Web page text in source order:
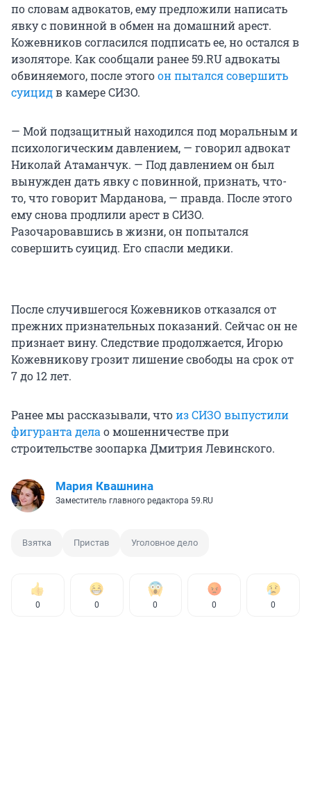
по словам адвокатов, ему предложили написать
явку с повинной в обмен на домашний арест.
Кожевников согласился подписать ее, но остался в
изоляторе. Как сообщали ранее 59.RU адвокаты
обвиняемого, после этогоон пытался совершить
суицидв камере СИЗО.
— Мой подзащитный находился под моральным и
психологическим давлением, — говорил адвокат
Николай Атаманчук. — Под давлением он был
вынужден дать явку с повинной, признать, что-
то, что говорит Марданова, — правда. После этого
ему снова продлили арест в СИЗО.
Разочаровавшись в жизни, он попытался
совершить суицид. Его спасли медики.
После случившегося Кожевников отказался от
прежних признательных показаний. Сейчас он не
признает вину. Следствие продолжается, Игорю
Кожевникову грозит лишение свободы на срок от
7 до 12 лет.
Ранее мы рассказывали, чтоиз СИЗО выпустили
фигуранта дела о мошенничестве при
строительстве зоопарка Дмитрия Левинского.
Мария Квашнина
Заместитель главного редактора 59.RU
Взятка Пристав Уголовное дело
0 0 0 0 0